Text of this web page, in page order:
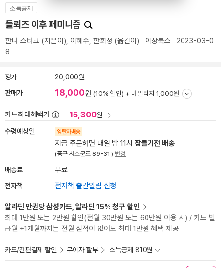
소득공제
들뢰즈 이후 페미니즘
한나 스타크 (지은이), 이혜수, 한희정 (옮긴이) 이상북스 2023-03-0
8
정가 20,000원
판매가 18,000원 (10% 할인) + 마일리지 1,000원
카드최대혜택가 15,300원
수령예상일 양탄자배송
지금 주문하면 내일 밤 11시 잠들기전 배송
(중구 서소문로 89-31 ) 변경
배송료 무료
전자책 전자책 출간알림 신청
알라딘 만권당 삼성카드, 알라딘 15% 청구 할인
최대 1만원 또는 2만원 할인(전월 30만원 또는 60만원 이용 시) / 카드 발
급월 +1개월까지는 전월 실적이 없어도 최대 1만원 혜택 제공
카드/간편결제 할인 무이자 할부 소득공제 810원